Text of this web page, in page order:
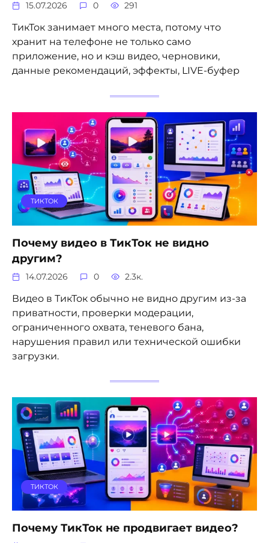
15.07.2026 0 291
ТикТок занимает много места, потому что
хранит на телефоне не только само
приложение, но и кэш видео, черновики,
данные рекомендаций, эффекты, LIVE-буфер
ТИКТОК
Почему видео в ТикТок не видно
другим?
14.07.2026 0 2.3к.
Видео в ТикТок обычно не видно другим из-за
приватности, проверки модерации,
ограниченного охвата, теневого бана,
нарушения правил или технической ошибки
загрузки.
ТИКТОК
Почему ТикТок не продвигает видео?